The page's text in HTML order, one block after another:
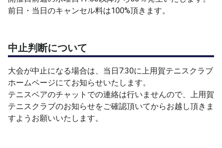
前日・当日のキャンセル料は100%頂きます。
中止判断について
大会が中止になる場合は、当日7:30に上用賀テニスクラブ
ホームページにてお知らせいたします。
テニスベアのチャットでの連絡は行いませんので、上用賀
テニスクラブのお知らせをご確認頂いてからお越し頂きま
すようお願いいたします。